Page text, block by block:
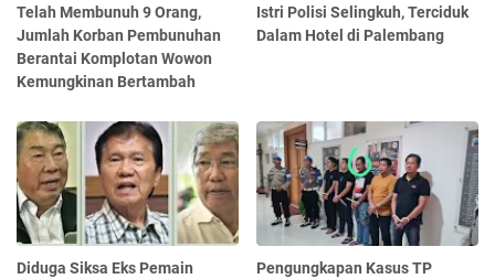
Telah Membunuh 9 Orang,
Jumlah Korban Pembunuhan
Berantai Komplotan Wowon
Kemungkinan Bertambah
Istri Polisi Selingkuh, Terciduk
Dalam Hotel di Palembang
Diduga Siksa Eks Pemain
Pengungkapan Kasus TP